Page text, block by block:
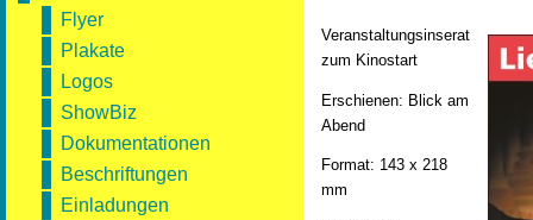
Flyer
Plakate
Logos
ShowBiz
Dokumentationen
Beschriftungen
Einladungen
Veranstaltungsinserat
zum Kinostart
Erschienen: Blick am
Abend
Format: 143 x 218
mm